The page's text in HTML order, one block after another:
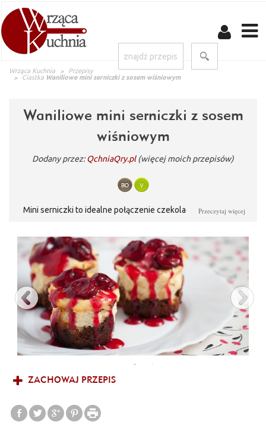
Wrząca Kuchnia
Przepisy
Ciastka Waniliowe mini serniczki z sosem wiśniowym
Waniliowe mini serniczki z sosem
wiśniowym
Dodany przez:QchniaQry.pl (więcej moich przepisów)
Mini serniczki to idealne połączenie czekoladowego spodu,
Przeczytaj więcej
ZACHOWAJ PRZEPIS